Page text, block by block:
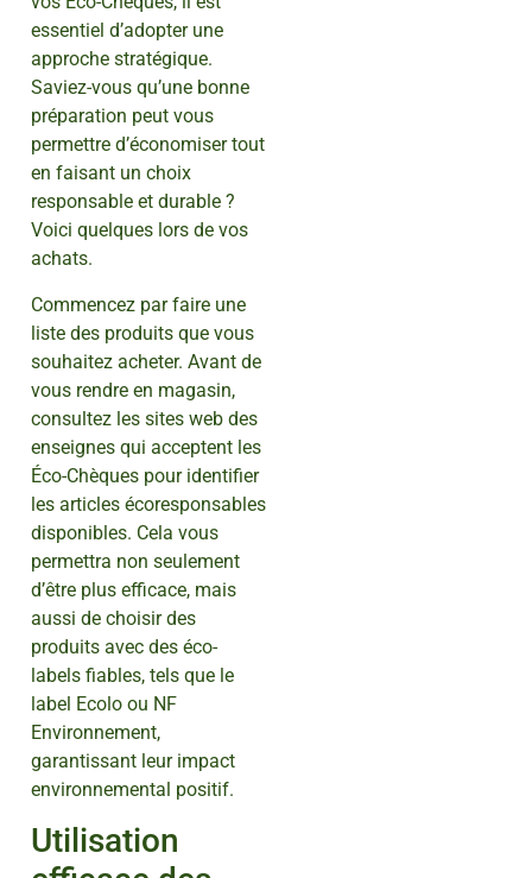
essentiel d’adopter une
approche stratégique.
Saviez-vous qu’une bonne
préparation peut vous
permettre d’économiser tout
en faisant un choix
responsable et durable ?
Voici quelques lors de vos
achats.
Commencez par faire une
liste des produits que vous
souhaitez acheter. Avant de
vous rendre en magasin,
consultez les sites web des
enseignes qui acceptent les
Éco-Chèques pour identifier
les articles écoresponsables
disponibles. Cela vous
permettra non seulement
d’être plus efficace, mais
aussi de choisir des
produits avec des éco-
labels fiables, tels que le
label Ecolo ou NF
Environnement,
garantissant leur impact
environnemental positif.
Utilisation